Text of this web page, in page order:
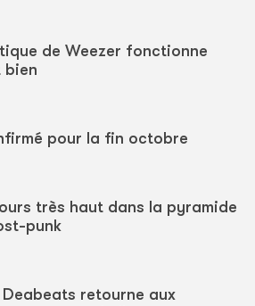
de Weezer fonctionne
bien
pour la fin octobre
très haut dans la pyramide
punk
Deabeats retourne aux